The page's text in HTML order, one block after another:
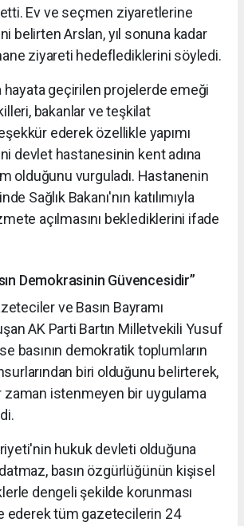
etti. Ev ve seçmen ziyaretlerine
belirten Arslan, yıl sonuna kadar
ziyareti hedeflediklerini söyledi.
hayata geçirilen projelerde emeği
bakanlar ve teşkilat
ederek özellikle yapımı
devlet hastanesinin kent adına
olduğunu vurguladı. Hastanenin
Sağlık Bakanı'nın katılımıyla
açılmasını beklediklerini ifade
Demokrasinin Güvencesidir”
ve Basın Bayramı
AK Parti Bartın Milletvekili Yusuf
basının demokratik toplumların
biri olduğunu belirterek,
zaman istenmeyen bir uygulama
hukuk devleti olduğuna
basın özgürlüğünün kişisel
dengeli şekilde korunması
ederek tüm gazetecilerin 24